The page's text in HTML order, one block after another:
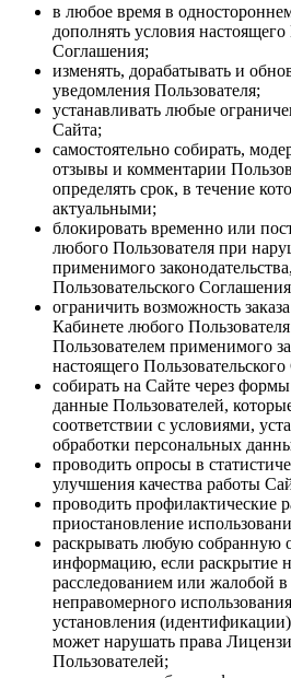
в любое время в
дополнять условия настоящего
Соглашения;
изменять, дорабатывать и
уведомления Пользователя;
устанавливать любые
Сайта;
самостоятельно собирать,
отзывы и комментарии
определять срок, в течение
актуальными;
блокировать временно или
любого Пользователя при
применимого
Пользовательского
ограничить возможность
Кабинете любого
Пользователем применимого
настоящего
собирать на Сайте через
данные Пользователей,
соответствии с условиями,
обработки персональных
проводить опросы в
улучшения качества работы
проводить профилактические
приостановление
раскрывать любую собранную
информацию, если раскрытие
расследованием или жалобой
неправомерного
установления
может нарушать права
Пользователей;